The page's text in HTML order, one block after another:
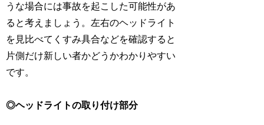
うな場合には事故を起こした可能性があ
ると考えましょう。左右のヘッドライト
を見比べてくすみ具合などを確認すると
片側だけ新しい者かどうかわかりやすい
です。
◎ヘッドライトの取り付け部分